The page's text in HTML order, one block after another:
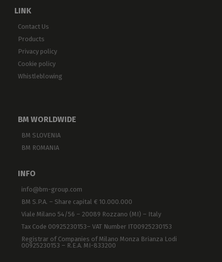
LINK
Contact Us
Products
Privacy policy
Cookie policy
Whistleblowing
BM WORLDWIDE
BM SLOVENIA
BM ROMANIA
INFO
info@bm-group.com
BM S.P.A. – Share capital € 10.000.000
Viale Milano 54/56 – 20089 Rozzano (MI) – Italy
Tax Code 00925230153– VAT Number IT00925230153
Registrar of Companies of Milano Monza Brianza Lodi
00925230153 – R.E.A. MI-833200